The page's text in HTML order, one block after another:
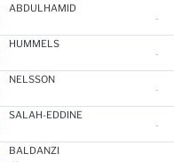
ABDULHAMID
-
HUMMELS
-
NELSSON
-
SALAH-EDDINE
-
BALDANZI